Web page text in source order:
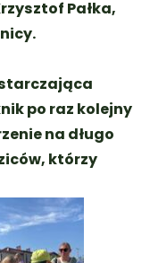
Pałka,
po raz kolejny
na długo
którzy